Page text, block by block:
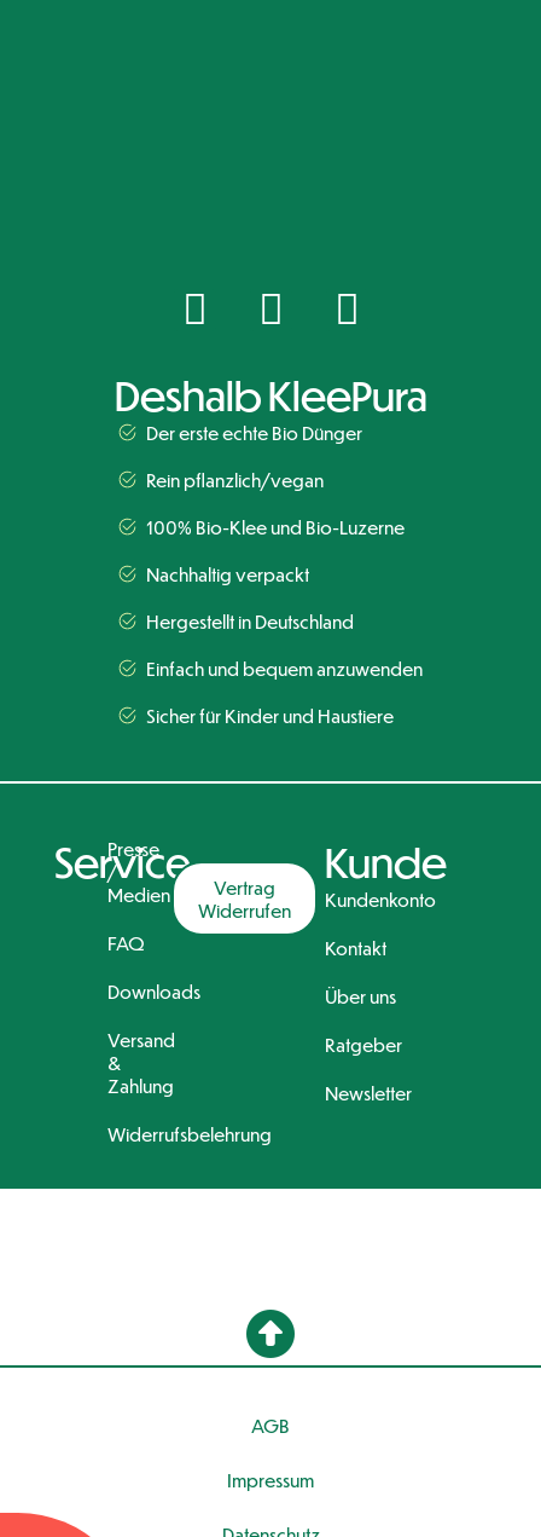
Deshalb KleePura
Der erste echte Bio Dünger
Rein pflanzlich/vegan
100% Bio-Klee und Bio-Luzerne
Nachhaltig verpackt
Hergestellt in Deutschland
Einfach und bequem anzuwenden
Sicher für Kinder und Haustiere
Service
Presse
/
Medien
FAQ
Downloads
Versand
&
Zahlung
Widerrufsbelehrung
Vertrag
Widerrufen
Kunde
Kundenkonto
Kontakt
Über uns
Ratgeber
Newsletter
AGB
Impressum